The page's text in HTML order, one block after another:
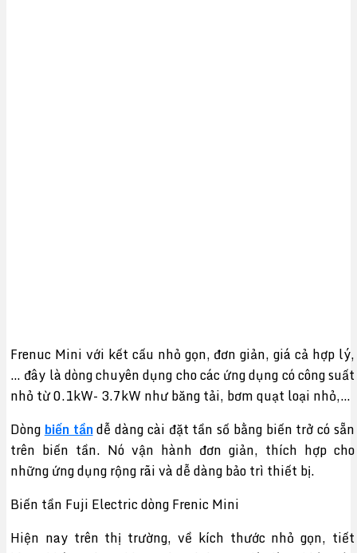
Frenuc Mini với kết cấu nhỏ gọn, đơn giản, giá cả hợp lý,
… đây là dòng chuyên dụng cho các ứng dụng có công suất
nhỏ từ 0.1kW- 3.7kW như băng tải, bơm quạt loại nhỏ,…
Dòngbiến tầndễ dàng cài đặt tần số bằng biến trở có sẵn
trên biến tần. Nó vận hành đơn giản, thích hợp cho
những ứng dụng rộng rãi và dễ dàng bảo trì thiết bị.
Biến tần Fuji Electric dòng Frenic Mini
Hiện nay trên thị trường, về kích thước nhỏ gọn, tiết